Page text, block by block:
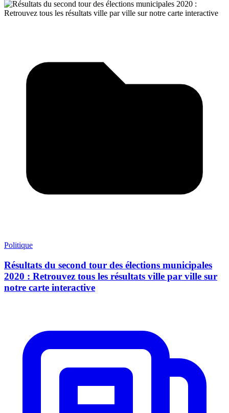
Politique
Résultats du second tour des élections municipales
2020 : Retrouvez tous les résultats ville par ville sur
notre carte interactive